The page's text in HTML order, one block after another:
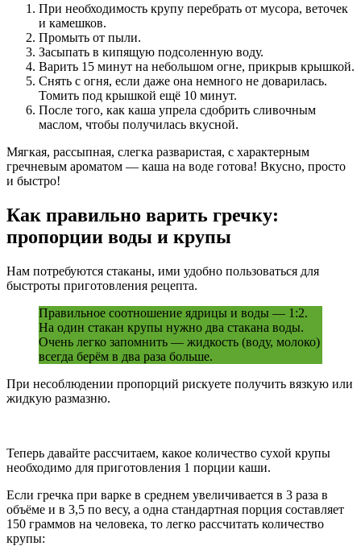
При необходимость крупу перебрать от мусора, веточек
и камешков.
Промыть от пыли.
Засыпать в кипящую подсоленную воду.
Варить 15 минут на небольшом огне, прикрыв крышкой.
Снять с огня, если даже она немного не доварилась.
Томить под крышкой ещё 10 минут.
После того, как каша упрела сдобрить сливочным
маслом, чтобы получилась вкусной.
Мягкая, рассыпная, слегка разваристая, с характерным
гречневым ароматом — каша на воде готова! Вкусно, просто
и быстро!
Как правильно варить гречку:
пропорции воды и крупы
Нам потребуются стаканы, ими удобно пользоваться для
быстроты приготовления рецепта.
Правильное соотношение ядрицы и воды — 1:2.
На один стакан крупы нужно два стакана воды.
Очень легко запомнить — жидкость (воду, молоко)
всегда берём в два раза больше.
При несоблюдении пропорций рискуете получить вязкую или
жидкую размазню.
Теперь давайте рассчитаем, какое количество сухой крупы
необходимо для приготовления 1 порции каши.
Если гречка при варке в среднем увеличивается в 3 раза в
объёме и в 3,5 по весу, а одна стандартная порция составляет
150 граммов на человека, то легко рассчитать количество
крупы: